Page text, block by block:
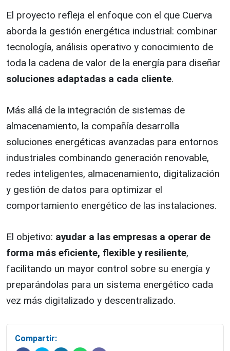
El proyecto refleja el enfoque con el que Cuerva
aborda la gestión energética industrial: combinar
tecnología, análisis operativo y conocimiento de
toda la cadena de valor de la energía para diseñar
soluciones adaptadas a cada cliente.
Más allá de la integración de sistemas de
almacenamiento, la compañía desarrolla
soluciones energéticas avanzadas para entornos
industriales combinando generación renovable,
redes inteligentes, almacenamiento, digitalización
y gestión de datos para optimizar el
comportamiento energético de las instalaciones.
El objetivo: ayudar a las empresas a operar de
forma más eficiente, flexible y resiliente,
facilitando un mayor control sobre su energía y
preparándolas para un sistema energético cada
vez más digitalizado y descentralizado.
Compartir: